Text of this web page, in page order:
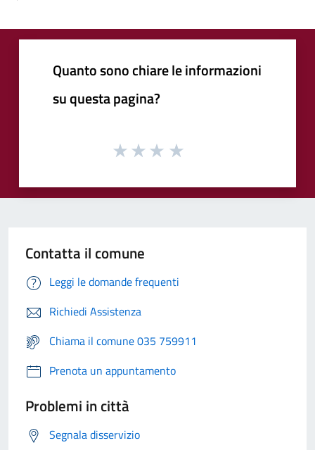
Quanto sono chiare le informazioni
su questa pagina?
Contatta il comune
Leggi le domande frequenti
Richiedi Assistenza
Chiama il comune 035 759911
Prenota un appuntamento
Problemi in città
Segnala disservizio